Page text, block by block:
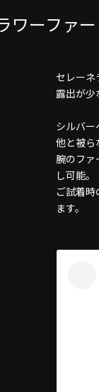
ワーファー
セレー
露出が
シルバー
他と被ら
腕のファ
し可能。
ご試着
ます。